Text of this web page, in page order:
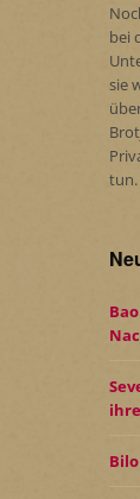
bei
sie
tun.